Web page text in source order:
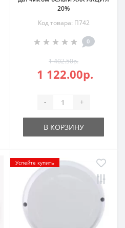
20%
Код товара: П742
0
1 402.50р.
1 122.00р.
- +
В КОРЗИНУ
Успейте купить